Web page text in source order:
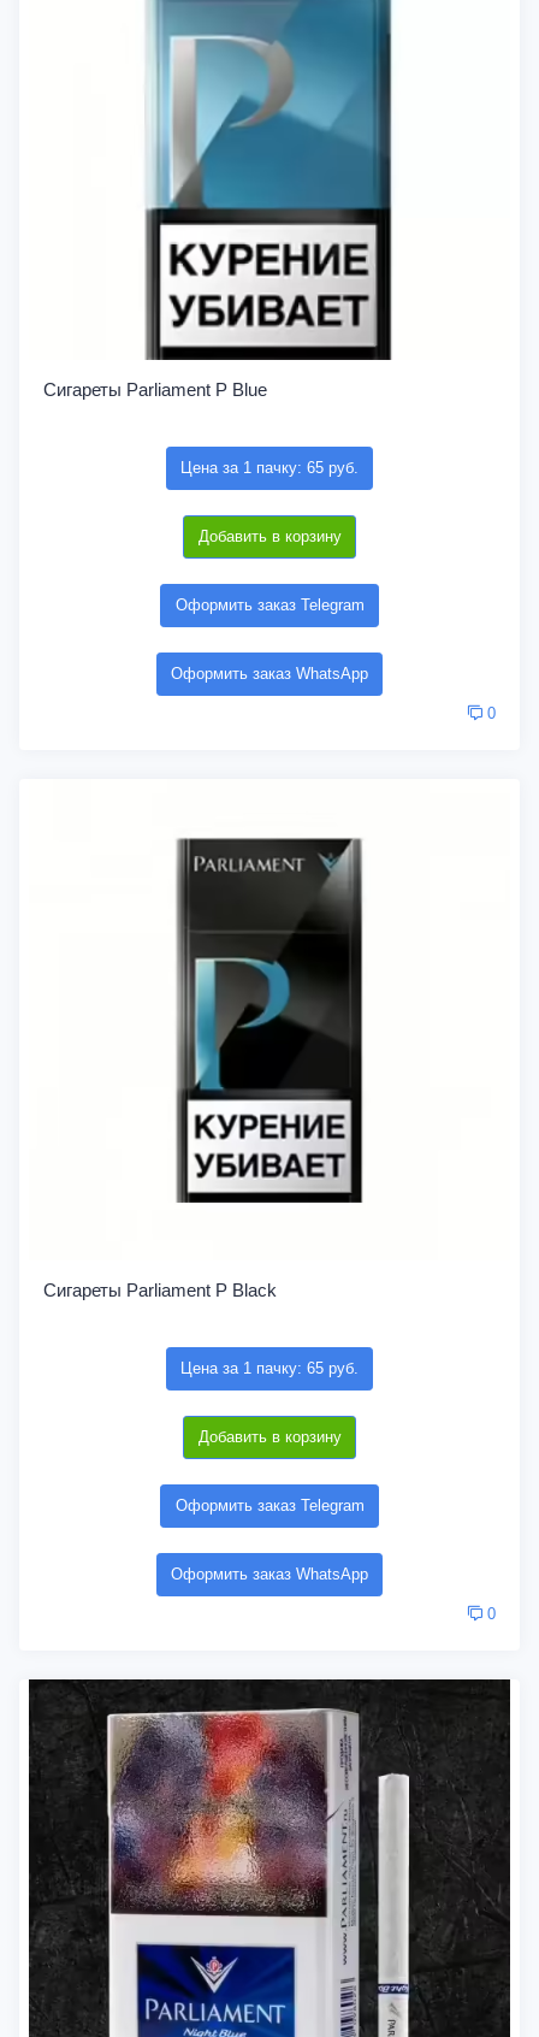
Сигареты Parliament P Blue
Цена за 1 пачку: 65 руб.
Добавить в корзину
Оформить заказ Telegram
Оформить заказ WhatsApp
0
Сигареты Parliament P Black
Цена за 1 пачку: 65 руб.
Добавить в корзину
Оформить заказ Telegram
Оформить заказ WhatsApp
0